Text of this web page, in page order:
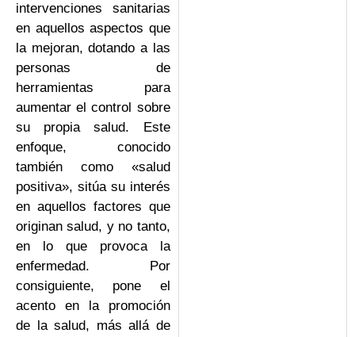
intervenciones sanitarias
en aquellos aspectos que
la mejoran, dotando a las
personas de
herramientas para
aumentar el control sobre
su propia salud. Este
enfoque, conocido
también como «salud
positiva», sitúa su interés
en aquellos factores que
originan salud, y no tanto,
en lo que provoca la
enfermedad. Por
consiguiente, pone el
acento en la promoción
de la salud, más allá de